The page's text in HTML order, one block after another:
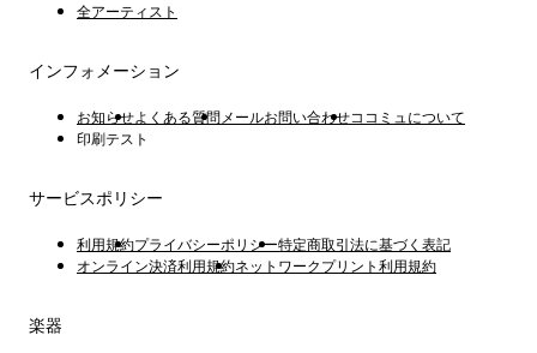
全アーティスト
インフォメーション
お知らせよくある質問 メールお問い合わせココミュについて
印刷テスト
サービスポリシー
利用規約プライバシーポリシー特定商取引法に基づく表記
オンライン決済利用規約ネットワークプリント利用規約
楽器